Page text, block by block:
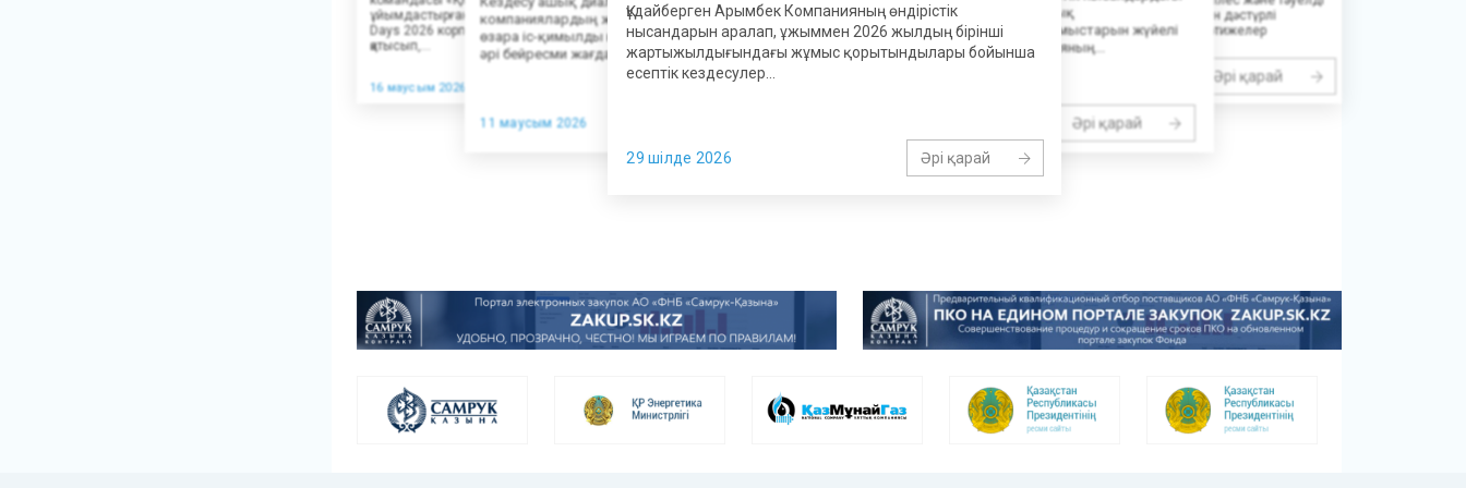
Құдайберген Арымбек Компанияның өндірістік
нысандарын аралап, ұжыммен 2026 жылдың бірінші
жартыжылдығындағы жұмыс қорытындылары бойынша
есептік кездесулер...
29 шілде 2026 Әрі қарай
заманауи телекоммуникациялық
инфрақұрылымды дамыту жұмыстарын жүйелі
түрде жалғастыруда. Компанияның...
Әрі қарай
ұйымдары арасында өткен дәстүрлі
спартакиадада жоғары нәтижелер
көрсетіп,...
Әрі қарай
ұйымдастырған жыл сайынғы Development
Days 2026 корпоративтік іс-шарасына
қатысып,...
16 маусым 2026
компаниялардың жас мамандары арасындағы
өзара іс-қимылды нығайтуға ықпал еткен жылы
әрі бейресми жағдайда өтті....
11 маусым 2026